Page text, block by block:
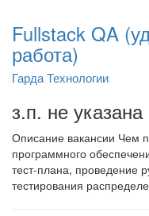
Fullstack QA
работа)
Гарда Технологии
з.п. не указана
Описание вакансии Чем
программного
тест-плана, проведение
тестирования